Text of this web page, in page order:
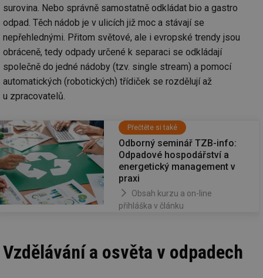
surovina. Nebo správně samostatně odkládat bio a gastro
odpad. Těch nádob je v ulicích již moc a stávají se
nepřehlednými. Přitom světové, ale i evropské trendy jsou
obráceně, tedy odpady určené k separaci se odkládají
společně do jedné nádoby (tzv. single stream) a pomocí
automatických (robotických) třídiček se rozdělují až
u zpracovatelů.
Přečtěte si také
Odborný seminář TZB-info:
Odpadové hospodářství a
energetický management v
praxi
Obsah kurzu a on-line
přihláška v článku
Vzdělávání a osvěta v odpadech